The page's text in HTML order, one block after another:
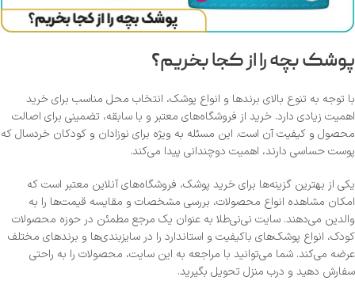
پوشک بچه را از کجا بخریم؟
با توجه به تنوع بالای برندها و انواع پوشک، انتخاب محل مناسب برای خرید
اهمیت زیادی دارد. خرید از فروشگاه‌های معتبر و با سابقه، تضمینی برای اصالت
محصول و کیفیت آن است. این مسئله به ویژه برای نوزادان و کودکان خردسال که
پوست حساسی دارند، اهمیت دوچندانی پیدا می‌کند.
یکی از بهترین گزینه‌ها برای خرید پوشک، فروشگاه‌های آنلاین معتبر است که
امکان مشاهده انواع محصولات، بررسی مشخصات و مقایسه قیمت‌ها را به
والدین می‌دهند. سایت نی‌نی‌طلا به عنوان یک مرجع مطمئن در حوزه محصولات
کودک، انواع پوشک‌های باکیفیت و استاندارد را در سایزبندی‌ها و برندهای مختلف
عرضه می‌کند. شما می‌توانید با مراجعه به این سایت، محصولات را به راحتی
سفارش دهید و درب منزل تحویل بگیرید.